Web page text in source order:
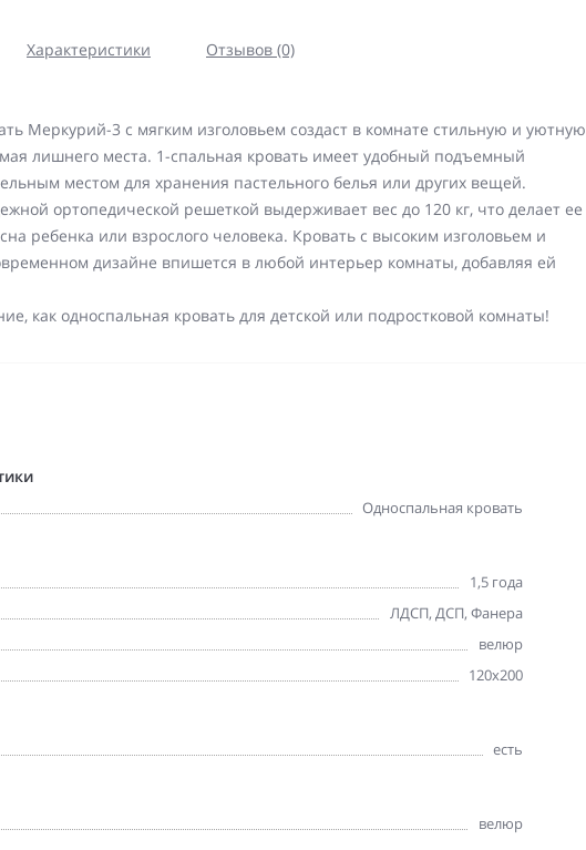
Характеристики Отзывов (0)
Меркурий-3 с мягким изголовьем создаст в комнате стильную и уютную
лишнего места. 1-спальная кровать имеет удобный подъемный
местом для хранения пастельного белья или других вещей.
ортопедической решеткой выдерживает вес до 120 кг, что делает ее
ребенка или взрослого человека. Кровать с высоким изголовьем и
дизайне впишется в любой интерьер комнаты, добавляя ей
как односпальная кровать для детской или подростковой комнаты!
Односпальная кровать
1,5 года
ЛДСП, ДСП, Фанера
велюр
120х200
есть
велюр